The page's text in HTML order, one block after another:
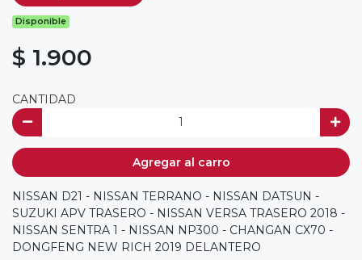
Disponible
$ 1.900
CANTIDAD
Agregar al carro
NISSAN D21 - NISSAN TERRANO - NISSAN DATSUN -
SUZUKI APV TRASERO - NISSAN VERSA TRASERO 2018 -
NISSAN SENTRA 1 - NISSAN NP300 - CHANGAN CX70 -
DONGFENG NEW RICH 2019 DELANTERO